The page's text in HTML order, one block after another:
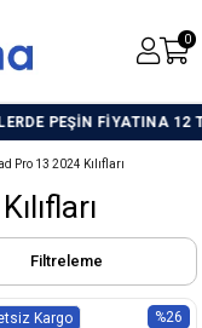
0
FİYATINA 12 TAKSİT
Pro 13 2024 Kılıfları
Filtreleme
%26
Kargo